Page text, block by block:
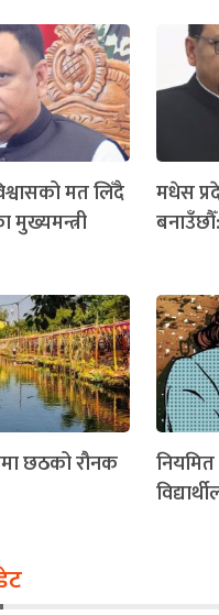
मत लिँदै
मुख्यमन्त्री
मधेस
छठको रौनक